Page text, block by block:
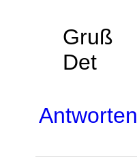
Gruß
Det
Antworten